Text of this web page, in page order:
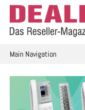
Skip
content
Main Navigation